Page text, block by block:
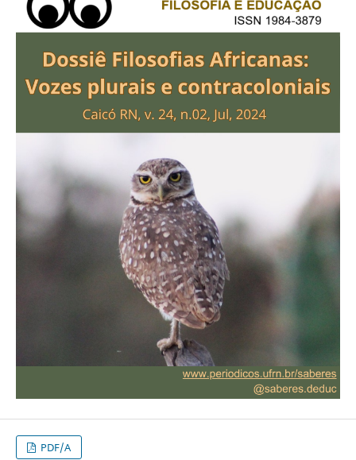
PDF/A